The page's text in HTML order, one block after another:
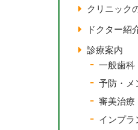
クリニック
ドクター紹
診療案内
一般歯科
予防・メ
審美治療
インプラ